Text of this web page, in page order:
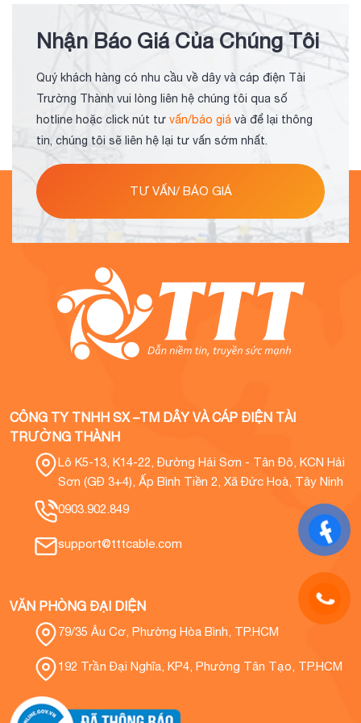
Nhận Báo Giá Của Chúng Tôi
Quý khách hàng có nhu cầu về dây và cáp điện Tài
Trường Thành vui lòng liên hệ chúng tôi qua số
hotline hoặc click nút tư vấn/báo giá và để lại thông
tin, chúng tôi sẽ liên hệ lại tư vấn sớm nhất.
TƯ VẤN/ BÁO GIÁ
CÔNG TY TNHH SX –TM DÂY VÀ CÁP ĐIỆN TÀI
TRƯỜNG THÀNH
Lô K5-13, K14-22, Đường Hải Sơn - Tân Đô, KCN Hải
Sơn (GĐ 3+4), Ấp Bình Tiền 2, Xã Đức Hoà, Tây Ninh
0903.902.849
support@tttcable.com
VĂN PHÒNG ĐẠI DIỆN
79/35 Âu Cơ, Phường Hòa Bình, TP.HCM
192 Trần Đại Nghĩa, KP4, Phường Tân Tạo, TP.HCM